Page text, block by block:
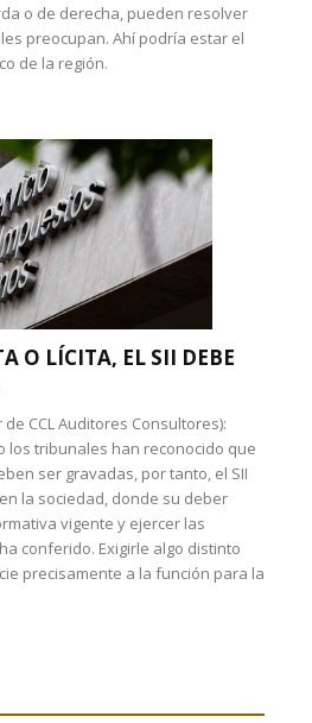
o de derecha, pueden resolver
preocupan. Ahí podría estar el
de la región.
O LÍCITA, EL SII DEBE
de CCL Auditores Consultores):
los tribunales han reconocido que
ser gravadas, por tanto, el SII
la sociedad, donde su deber
vigente y ejercer las
conferido. Exigirle algo distinto
precisamente a la función para la